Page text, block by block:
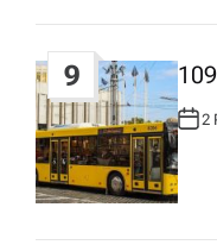
9
А
В
Т
О
Р
:
2